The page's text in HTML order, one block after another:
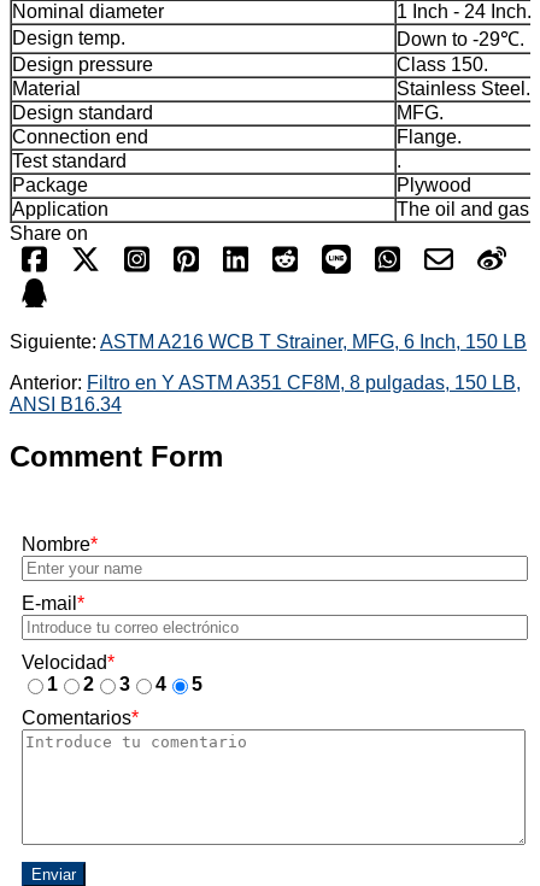
Nominal diameter
1 Inch - 24 Inch.
Design temp.
Down to -29℃.
Design pressure
Class 150.
Material
Stainless Steel.
Design standard
MFG.
Connection end
Flange.
Test standard
.
Package
Plywood
Application
The oil and gas
Share on
Siguiente: ASTM A216 WCB T Strainer, MFG, 6 Inch, 150 LB
Anterior: Filtro en Y ASTM A351 CF8M, 8 pulgadas, 150 LB,
ANSI B16.34
Comment Form
Nombre*
E-mail *
Velocidad*
1
2 3 4
5
Comentarios*
Enviar